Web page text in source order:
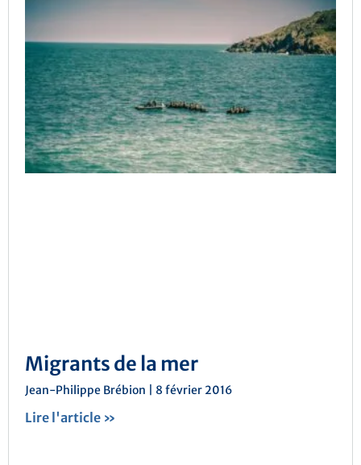
Migrants de la mer
Jean-Philippe Brébion 8 février 2016
Lire l'article »